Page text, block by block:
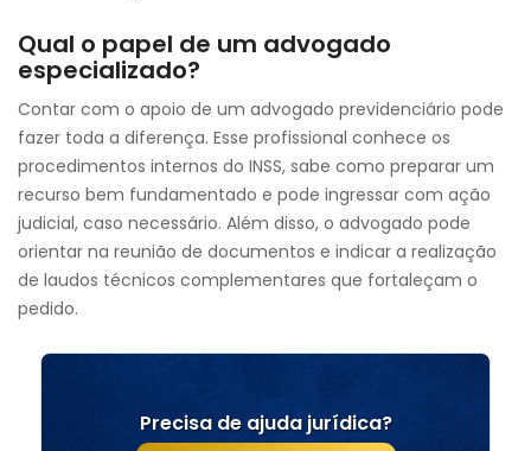
Qual o papel de um advogado
especializado?
Contar com o apoio de um advogado previdenciário pode
fazer toda a diferença. Esse profissional conhece os
procedimentos internos do INSS, sabe como preparar um
recurso bem fundamentado e pode ingressar com ação
judicial, caso necessário. Além disso, o advogado pode
orientar na reunião de documentos e indicar a realização
de laudos técnicos complementares que fortaleçam o
pedido.
Precisa de ajuda jurídica?